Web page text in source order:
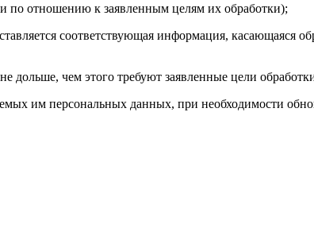
по отношению к заявленным целям их обработки);
соответствующая информация, касающаяся
дольше, чем этого требуют заявленные цели
им персональных данных, при необходимости